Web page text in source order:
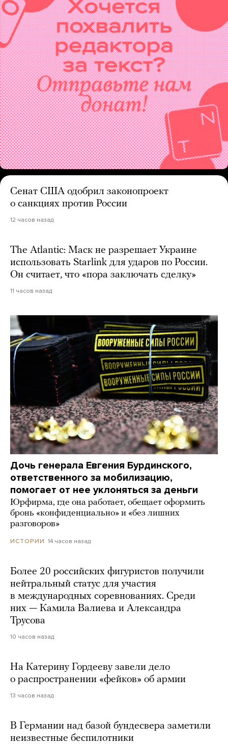
Сенат США одобрил законопроект
о санкциях против России
12 часов назад
The Atlantic: Маск не разрешает Украине
использовать Starlink для ударов по России.
Он считает, что «пора заключать сделку»
11 часов назад
Дочь генерала Евгения Бурдинского,
ответственного за мобилизацию,
помогает от нее уклоняться за деньги
Юрфирма, где она работает, обещает оформить
бронь «конфиденциально» и «без лишних
разговоров»
ИСТОРИИ 14 часов назад
Более 20 российских фигуристов получили
нейтральный статус для участия
в международных соревнованиях. Среди
них — Камила Валиева и Александра
Трусова
10 часов назад
На Катерину Гордееву завели дело
о распространении «фейков» об армии
13 часов назад
В Германии над базой бундесвера заметили
неизвестные беспилотники